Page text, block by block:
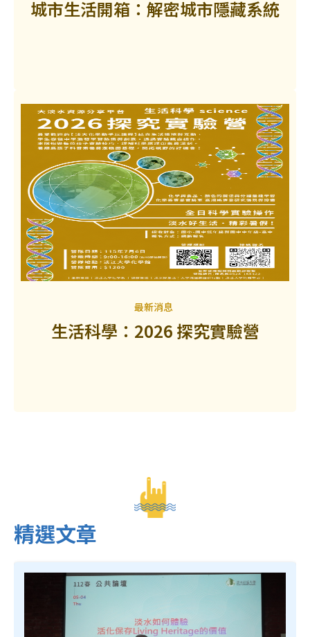
城市生活開箱：解密城市隱藏系統
最新消息
生活科學：2026 探究實驗營
精選文章